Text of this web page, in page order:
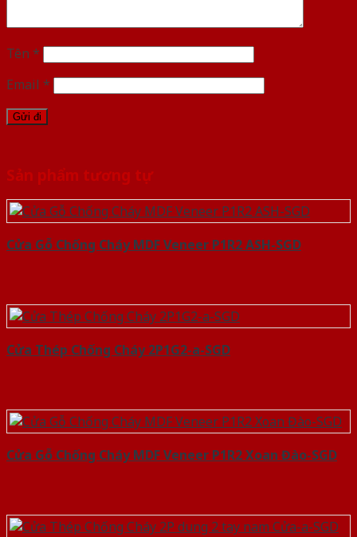
Tên *
Email *
Sản phẩm tương tự
Cửa Gỗ Chống Cháy MDF Veneer P1R2 ASH-SGD
Cửa Thép Chống Cháy 2P1G2-a-SGD
Cửa Gỗ Chống Cháy MDF Veneer P1R2 Xoan Đào-SGD